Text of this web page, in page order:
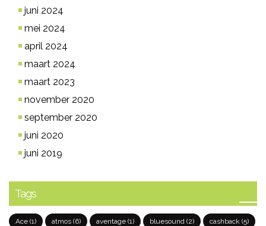
juni 2024
mei 2024
april 2024
maart 2024
maart 2023
november 2020
september 2020
juni 2020
juni 2019
Tags
Ace (1) atmos (6) aventage (1) bluesound (2) cashback (5)